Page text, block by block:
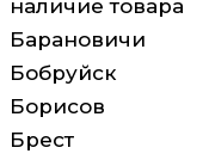
наличие товара
Барановичи
Бобруйск
Борисов
Брест